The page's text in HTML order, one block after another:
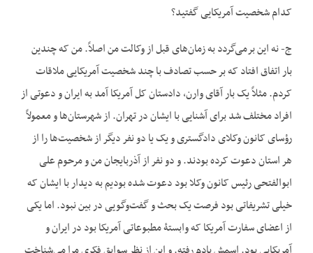
کدام شخصیت آمریکایی گفتید؟
ج- نه این برمی‌گردد به زمان‌های قبل از وکالت من اصلاً. من که چندین
بار اتفاق افتاد که بر حسب تصادف با چند شخصیت آمریکایی ملاقات
کردم. مثلاً یک بار آقای وارن، دادستان کل آمریکا آمد به ایران و دعوتی از
افراد مختلف شد برای آشنایی با ایشان در تهران. از شهرستان‌ها و معمولاً
رؤسای کانون وکلای دادگستری و یک یا دو نفر دیگر از شخصیت‌ها را از
هر استان دعوت کرده بودند. و دو نفر از آذربایجان من و مرحوم علی
ابوالفتحی رئیس کانون وکلا بود دعوت شده بودیم به دیدار با ایشان که
خیلی تشریفاتی بود فرصت یک بحث و گفت‌وگویی در بین نبود. اما یکی
از اعضای سفارت آمریکا که وابستۀ مطبوعاتی آمریکا بود در ایران و